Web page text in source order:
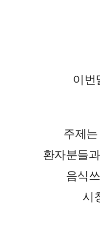
이번
주제
환자분들
음식
시